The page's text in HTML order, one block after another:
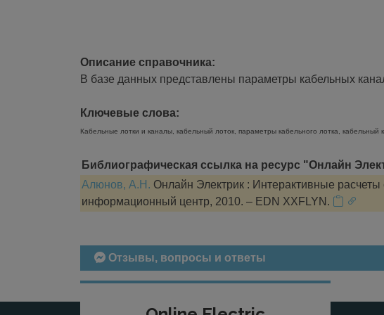
Описание справочника:
В базе данных представлены параметры кабельных
Ключевые слова:
Кабельные лотки и каналы, кабельный лоток, параметры кабельного лотка, кабельный
Библиографическая ссылка на ресурс "Онлайн
Алюнов, А.Н. Онлайн Электрик : Интерактивные
информационный центр, 2010. – EDN XXFLYN.
Отзывы, вопросы и ответы